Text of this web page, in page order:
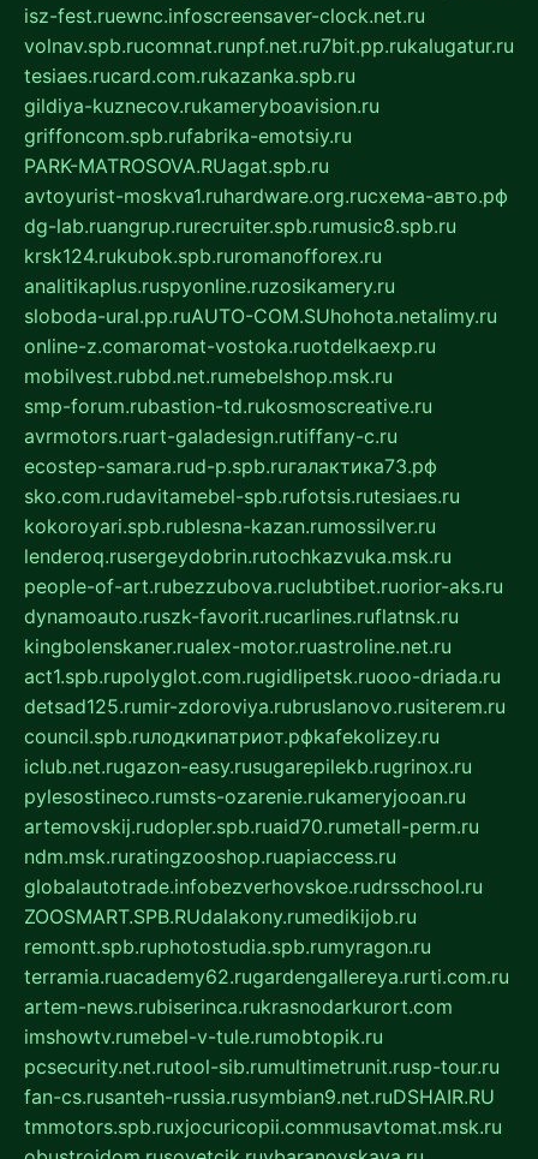
isz-fest.ruewnc.infoscreensaver-clock.net.ru
volnav.spb.rucomnat.runpf.net.ru7bit.pp.rukalugatur.ru
tesiaes.rucard.com.rukazanka.spb.ru
gildiya-kuznecov.rukameryboavision.ru
griffoncom.spb.rufabrika-emotsiy.ru
PARK-MATROSOVA.RUagat.spb.ru
avtoyurist-moskva1.ruhardware.org.ruсхема-авто.рф
dg-lab.ruangrup.rurecruiter.spb.rumusic8.spb.ru
krsk124.rukubok.spb.ruromanofforex.ru
analitikaplus.ruspyonline.ruzosikamery.ru
sloboda-ural.pp.ruAUTO-COM.SUhohota.netalimy.ru
online-z.comaromat-vostoka.ruotdelkaexp.ru
mobilvest.rubbd.net.rumebelshop.msk.ru
smp-forum.rubastion-td.rukosmoscreative.ru
avrmotors.ruart-galadesign.rutiffany-c.ru
ecostep-samara.rud-p.spb.ruгалактика73.рф
sko.com.rudavitamebel-spb.rufotsis.rutesiaes.ru
kokoroyari.spb.rublesna-kazan.rumossilver.ru
lenderoq.rusergeydobrin.rutochkazvuka.msk.ru
people-of-art.rubezzubova.ruclubtibet.ruorior-aks.ru
dynamoauto.ruszk-favorit.rucarlines.ruflatnsk.ru
kingbolenskaner.rualex-motor.ruastroline.net.ru
act1.spb.rupolyglot.com.rugidlipetsk.ruooo-driada.ru
detsad125.rumir-zdoroviya.rubruslanovo.rusiterem.ru
council.spb.ruлодкипатриот.рфkafekolizey.ru
iclub.net.rugazon-easy.rusugarepilekb.rugrinox.ru
pylesostineco.rumsts-ozarenie.rukameryjooan.ru
artemovskij.rudopler.spb.ruaid70.rumetall-perm.ru
ndm.msk.ruratingzooshop.ruapiaccess.ru
globalautotrade.infobezverhovskoe.rudrsschool.ru
ZOOSMART.SPB.RUdalakony.rumedikijob.ru
remontt.spb.ruphotostudia.spb.rumyragon.ru
terramia.ruacademy62.rugardengallereya.rurti.com.ru
artem-news.rubiserinca.rukrasnodarkurort.com
imshowtv.rumebel-v-tule.rumobtopik.ru
pcsecurity.net.rutool-sib.rumultimetrunit.rusp-tour.ru
fan-cs.rusanteh-russia.rusymbian9.net.ruDSHAIR.RU
tmmotors.spb.ruxjocuricopii.commusavtomat.msk.ru